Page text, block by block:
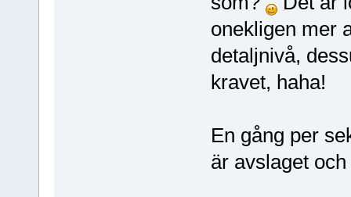
onekligen mer
detaljnivå,
kravet, haha!
En gång per
är avslaget